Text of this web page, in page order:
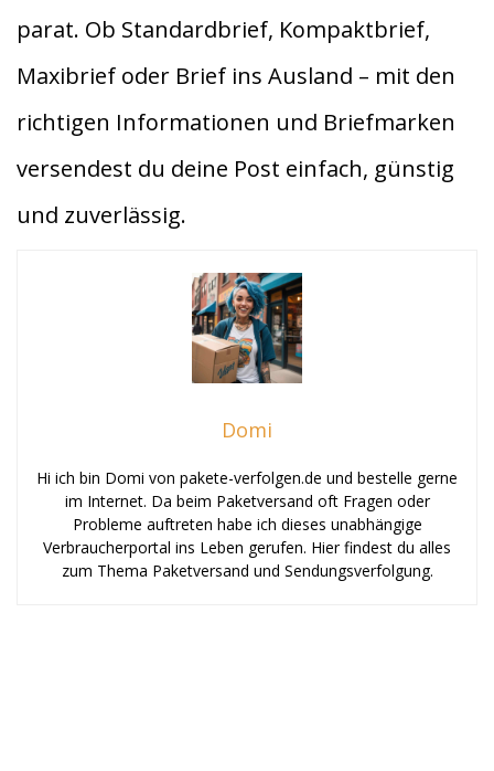
parat. Ob Standardbrief, Kompaktbrief,
Maxibrief oder Brief ins Ausland – mit den
richtigen Informationen und Briefmarken
versendest du deine Post einfach, günstig
und zuverlässig.
Domi
Hi ich bin Domi von pakete-verfolgen.de und bestelle gerne
im Internet. Da beim Paketversand oft Fragen oder
Probleme auftreten habe ich dieses unabhängige
Verbraucherportal ins Leben gerufen. Hier findest du alles
zum Thema Paketversand und Sendungsverfolgung.